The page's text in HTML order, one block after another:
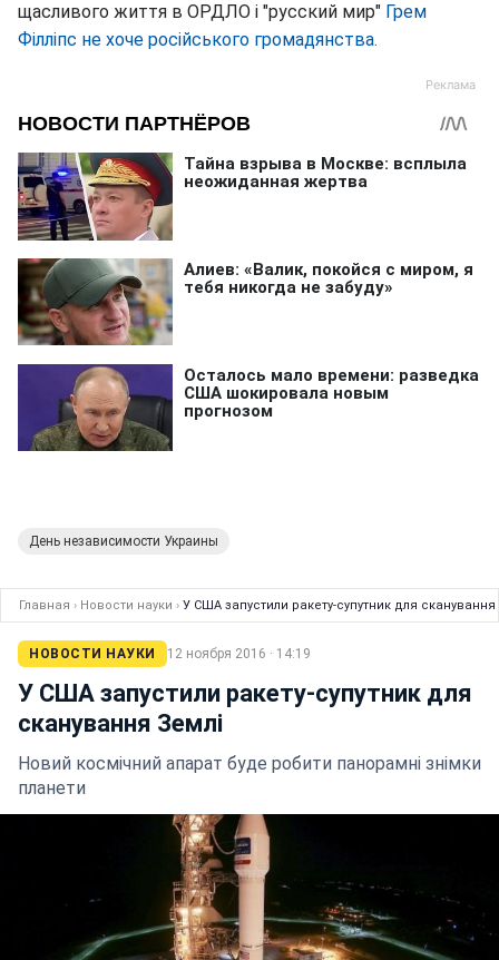
щасливого життя в ОРДЛО і "русский мир" Грем
Філліпс не хоче російського громадянства.
День независимости Украины
Главная › Новости науки › У США запустили ракету-супутник для сканування
НОВОСТИ НАУКИ 12 ноября 2016 · 14:19
У США запустили ракету-супутник для
сканування Землі
Новий космічний апарат буде робити панорамні знімки
планети